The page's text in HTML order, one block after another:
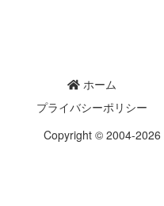
ホーム
プライバシーポリシー
Copyright © 2004-